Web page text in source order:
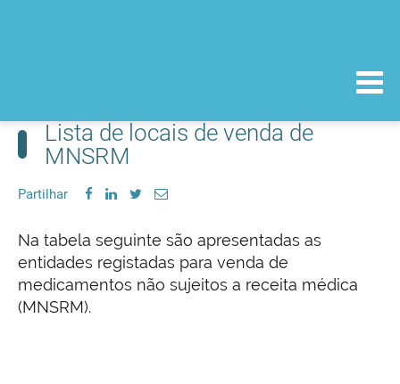
Lista de locais de venda de
MNSRM
Partilhar
Na tabela seguinte são apresentadas as
entidades registadas para venda de
medicamentos não sujeitos a receita médica
(MNSRM).